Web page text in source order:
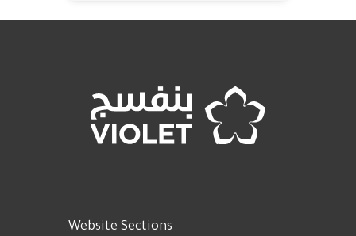
Website Sections